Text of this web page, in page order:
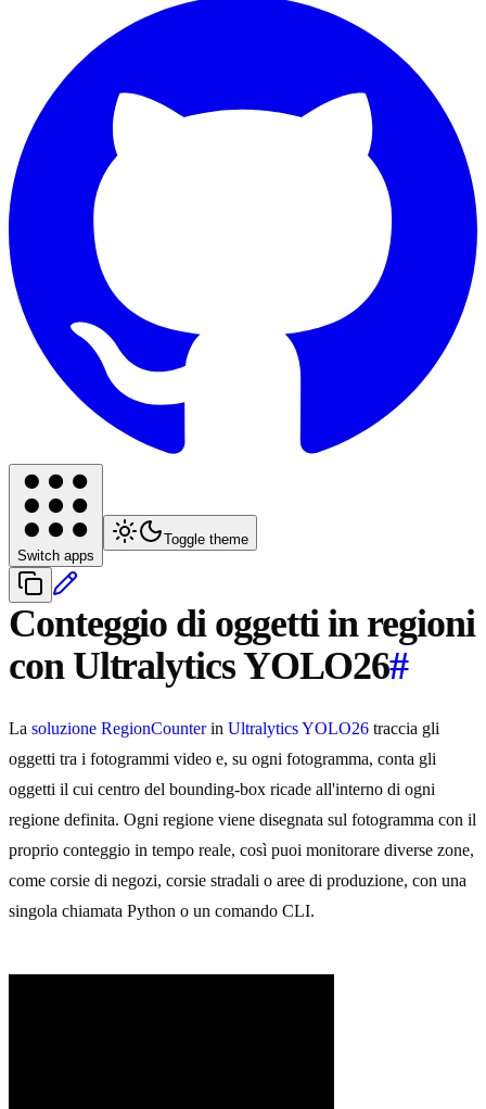
Switch apps
Toggle theme
Conteggio di oggetti in regioni
con Ultralytics YOLO26#
La soluzione RegionCounterin Ultralytics YOLO26 traccia gli
oggetti tra i fotogrammi video e, su ogni fotogramma, conta gli
oggetti il cui centro del bounding-box ricade all'interno di ogni
regione definita. Ogni regione viene disegnata sul fotogramma con il
proprio conteggio in tempo reale, così puoi monitorare diverse zone,
come corsie di negozi, corsie stradali o aree di produzione, con una
singola chiamata Python o un comando CLI.